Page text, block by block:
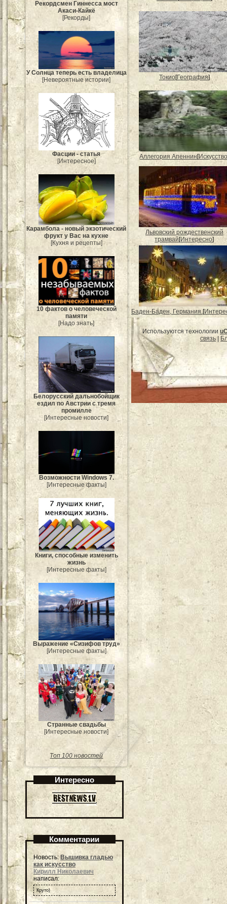
Рекордсмен Гиннесса мост
Акаси-Кайкё
[Рекорды]
У Солнца теперь есть владелица
[Невероятные истории]
Фасции - статья
[Интересное]
Карамбола - новый экзотический
фрукт у Вас на кухне
[Кухня и рецепты]
10 фактов о человеческой
памяти
[Надо знать]
Белорусский дальнобойщик
ездил по Австрии с тремя
промилле
[Интересные новости]
Возможности Windows 7.
[Интересные факты]
Книги, способные изменить
жизнь
[Интересные факты]
Выражение «Сизифов труд»
[Интересные факты]
Странные свадьбы
[Интересные новости]
Топ 100 новостей
Интересно
Комментарии
Новость: Вышивка гладью
как искусство
Кирилл Николаевич
написал:
Круто)
Токио [География]
Аллегория Апеннин [
Львовский рождественский
трамвай [Интересно]
Баден-Баден, Германия.[
Используются технологии
связь